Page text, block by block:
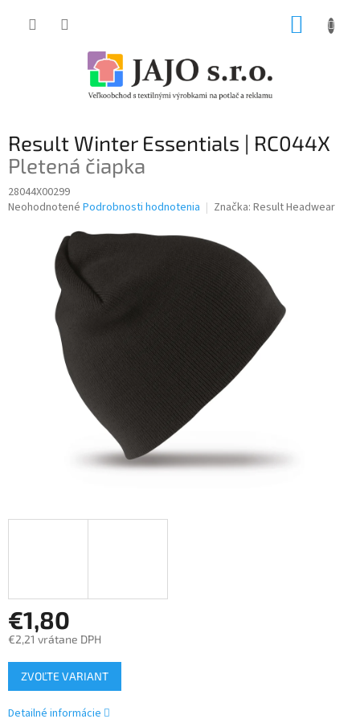
Result Winter Essentials | RC044X
Pletená čiapka
28044X00299
Priemerné
hviezdičiek.
Neohodnotené Podrobnosti hodnotenia Značka: Result Headwear
€1,80
€2,21 vrátane DPH
Jednotková
cena:
ZVOĽTE VARIANT
Detailné informácie